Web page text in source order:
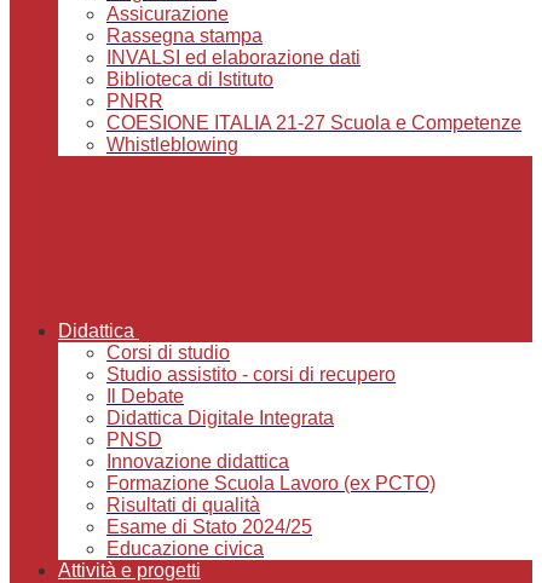
Assicurazione
Rassegna stampa
INVALSI ed elaborazione dati
Biblioteca di Istituto
PNRR
COESIONE ITALIA 21-27 Scuola e Competenze
Whistleblowing
Didattica
Corsi di studio
Studio assistito - corsi di recupero
Il Debate
Didattica Digitale Integrata
PNSD
Innovazione didattica
Formazione Scuola Lavoro (ex PCTO)
Risultati di qualità
Esame di Stato 2024/25
Educazione civica
Attività e progetti